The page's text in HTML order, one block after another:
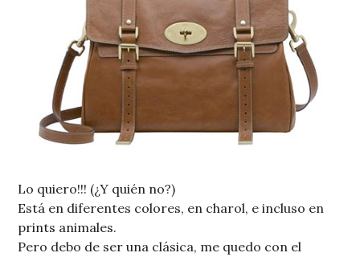
Lo quiero!!! (¿Y quién no?)
Está en diferentes colores, en charol, e incluso en
prints animales.
Pero debo de ser una clásica, me quedo con el